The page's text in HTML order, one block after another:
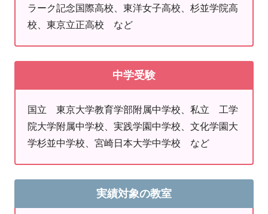
私立・公立など、学校独自の学習進度にも対応していま
す。
高校・大学入試では、検定取得者を優遇する制度も多
く、特に大学入試では、英検®を活用する大学が年々増
えつつあります。合格の可能性を高めるためにも、目標
級を決めて、早期から積極的にチャレンジすることをお
すすめします。
標に柔軟に対応できます。
一人ひとりに合わせたオリジナルの学習プランでお子さ
ラーク記念国際高校、東洋女子高校、杉並学院高
校、東京立正高校 など
中学受験
国立 東京大学教育学部附属中学校、私立 工学
院大学附属中学校、実践学園中学校、文化学園大
学杉並中学校、宮崎日本大学中学校 など
実績対象の教室